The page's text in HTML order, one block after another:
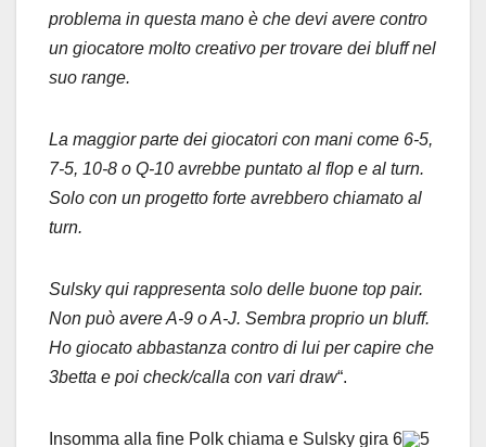
problema in questa mano è che devi avere contro
un giocatore molto creativo per trovare dei bluff nel
suo range.
La maggior parte dei giocatori con mani come 6-5,
7-5, 10-8 o Q-10 avrebbe puntato al flop e al turn.
Solo con un progetto forte avrebbero chiamato al
turn.
Sulsky qui rappresenta solo delle buone top pair.
Non può avere A-9 o A-J. Sembra proprio un bluff.
Ho giocato abbastanza contro di lui per capire che
3betta e poi check/calla con vari draw“.
Insomma alla fine Polk chiama e Sulsky gira 6 5